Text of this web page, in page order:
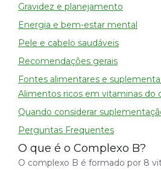
Gravidez e planejamento
Energia e bem-estar mental
Pele e cabelo saudáveis
Recomendações gerais
Fontes alimentares e
Alimentos ricos em vitaminas do
Quando considerar
Perguntas Frequentes
O que é o Complexo B?
O complexo B é formado por 8